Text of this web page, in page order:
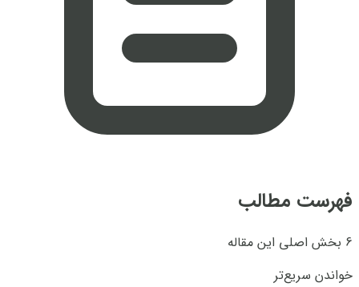
فهرست مطالب
6 بخش اصلی این مقاله
خواندن سریع‌تر